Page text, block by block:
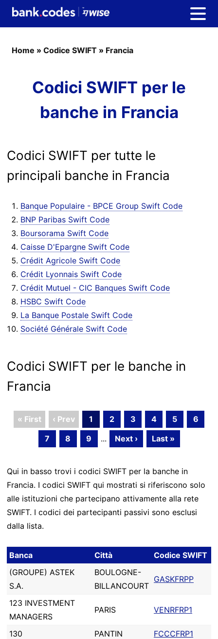
Home » Codice SWIFT » Francia
Codici SWIFT per le
banche in Francia
Codici SWIFT per tutte le
principali banche in Francia
Banque Populaire - BPCE Group Swift Code
BNP Paribas Swift Code
Boursorama Swift Code
Caisse D'Epargne Swift Code
Crédit Agricole Swift Code
Crédit Lyonnais Swift Code
Crédit Mutuel - CIC Banques Swift Code
HSBC Swift Code
La Banque Postale Swift Code
Société Générale Swift Code
Codici SWIFT per le banche in
Francia
« First ‹ Prev 1 2 3 4 5
6
7
8 9 ... Next › Last »
Qui in basso trovi i codici SWIFT per la banche in
Francia. I codici SWIFT qui mostrati si riferiscono solo
alle istituzioni che partecipano attivamente alla rete
SWIFT. I codici dei partecipanti passivi sono esclusi
dalla lista.
Banca Città
Codice SWIFT
(GROUPE) ASTEK
S.A.
BOULOGNE-
BILLANCOURT
GASKFRPP
123 INVESTMENT
MANAGERS
PARIS VENRFRP1
130 PANTIN
FCCCFRP1